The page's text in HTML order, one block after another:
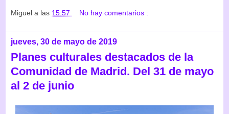
Miguel a las 15:57 No hay comentarios :
jueves, 30 de mayo de 2019
Planes culturales destacados de la
Comunidad de Madrid. Del 31 de mayo
al 2 de junio